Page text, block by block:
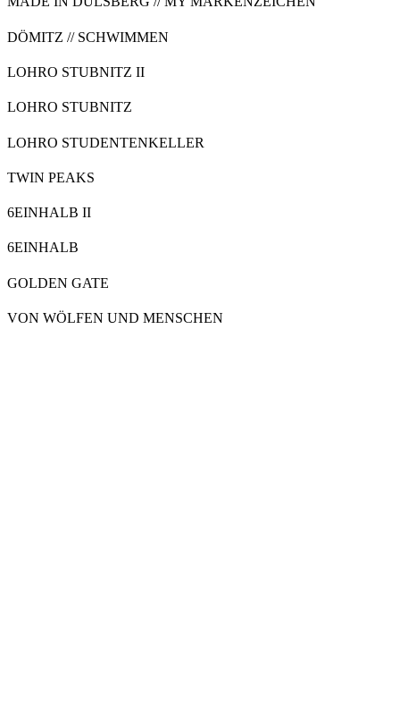
DÖMITZ // SCHWIMMEN
LOHRO STUBNITZ II
LOHRO STUBNITZ
LOHRO STUDENTENKELLER
TWIN PEAKS
6EINHALB II
6EINHALB
GOLDEN GATE
VON WÖLFEN UND MENSCHEN